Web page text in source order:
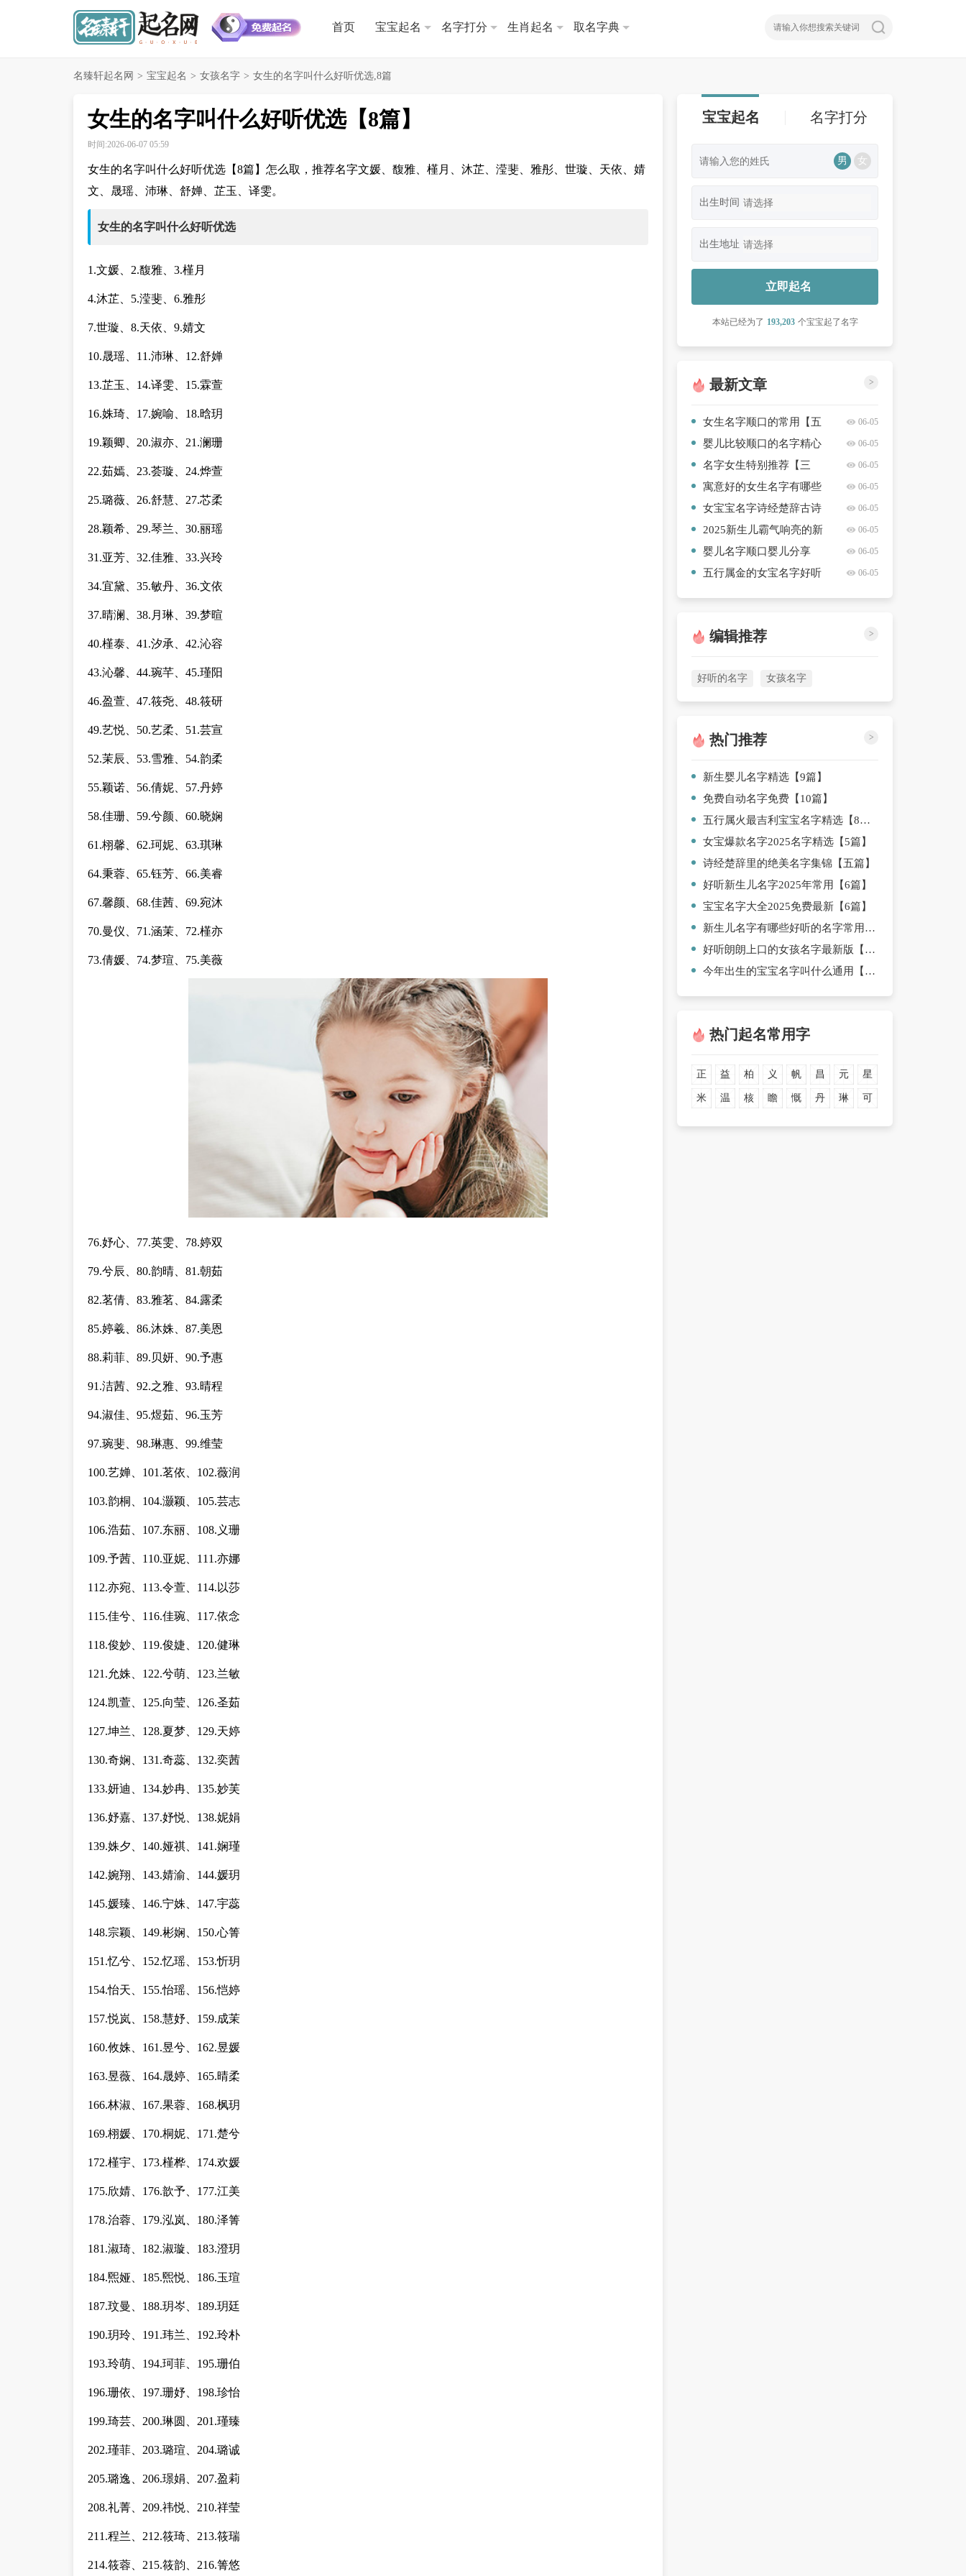
首页 宝宝起名 名字打分 生肖起名 取名字典
名臻轩起名网 > 宝宝起名 > 女孩名字 > 女生的名字叫什么好听优选,8篇
女生的名字叫什么好听优选【8篇】
时间:2026-06-07 05:59
女生的名字叫什么好听优选【8篇】怎么取，推荐名字文媛、馥雅、槿月、沐芷、滢斐、雅彤、世璇、天依、婧
文、晟瑶、沛琳、舒婵、芷玉、译雯。
女生的名字叫什么好听优选
1.文媛、2.馥雅、3.槿月
4.沐芷、5.滢斐、6.雅彤
7.世璇、8.天依、9.婧文
10.晟瑶、11.沛琳、12.舒婵
13.芷玉、14.译雯、15.霖萱
16.姝琦、17.婉喻、18.晗玥
19.颖卿、20.淑亦、21.澜珊
22.茹嫣、23.荟璇、24.烨萱
25.璐薇、26.舒慧、27.芯柔
28.颖希、29.琴兰、30.丽瑶
31.亚芳、32.佳雅、33.兴玲
34.宜黛、35.敏丹、36.文依
37.晴澜、38.月琳、39.梦暄
40.槿泰、41.汐承、42.沁容
43.沁馨、44.琬芊、45.瑾阳
46.盈萱、47.筱尧、48.筱研
49.艺悦、50.艺柔、51.芸宣
52.茉辰、53.雪雅、54.韵柔
55.颖诺、56.倩妮、57.丹婷
58.佳珊、59.兮颜、60.晓娴
61.栩馨、62.珂妮、63.琪琳
64.秉蓉、65.钰芳、66.美睿
67.馨颜、68.佳茜、69.宛沐
70.曼仪、71.涵茉、72.槿亦
73.倩媛、74.梦瑄、75.美薇
76.妤心、77.英雯、78.婷双
79.兮辰、80.韵晴、81.朝茹
82.茗倩、83.雅茗、84.露柔
85.婷羲、86.沐姝、87.美恩
88.莉菲、89.贝妍、90.予惠
91.洁茜、92.之雅、93.晴程
94.淑佳、95.煜茹、96.玉芳
97.琬斐、98.琳惠、99.维莹
100.艺婵、101.茗依、102.薇润
103.韵桐、104.灏颖、105.芸志
106.浩茹、107.东丽、108.义珊
109.予茜、110.亚妮、111.亦娜
112.亦宛、113.令萱、114.以莎
115.佳兮、116.佳琬、117.依念
118.俊妙、119.俊婕、120.健琳
121.允姝、122.兮萌、123.兰敏
124.凯萱、125.向莹、126.圣茹
127.坤兰、128.夏梦、129.天婷
130.奇娴、131.奇蕊、132.奕茜
133.妍迪、134.妙冉、135.妙芙
136.妤嘉、137.妤悦、138.妮娟
139.姝夕、140.娅祺、141.娴瑾
142.婉翔、143.婧渝、144.媛玥
145.媛臻、146.宁姝、147.宇蕊
148.宗颖、149.彬娴、150.心箐
151.忆兮、152.忆瑶、153.忻玥
154.怡天、155.怡瑶、156.恺婷
157.悦岚、158.慧妤、159.成茉
160.攸姝、161.昱兮、162.昱媛
163.昱薇、164.晟婷、165.晴柔
166.林淑、167.果蓉、168.枫玥
169.栩媛、170.桐妮、171.楚兮
172.槿宇、173.槿桦、174.欢媛
175.欣婧、176.歆予、177.江美
178.治蓉、179.泓岚、180.泽箐
181.淑琦、182.淑璇、183.澄玥
184.煕娅、185.煕悦、186.玉瑄
187.玟曼、188.玥岑、189.玥廷
190.玥玲、191.玮兰、192.玲朴
193.玲萌、194.珂菲、195.珊伯
196.珊依、197.珊妤、198.珍怡
199.琦芸、200.琳圆、201.瑾臻
202.瑾菲、203.璐瑄、204.璐诚
205.璐逸、206.璟娟、207.盈莉
208.礼菁、209.祎悦、210.祥莹
211.程兰、212.筱琦、213.筱瑞
214.筱蓉、215.筱韵、216.箐悠
宝宝起名 名字打分
男 女
出生时间
出生地址
立即起名
本站已经为了 193,203 个宝宝起了名字
最新文章 >
女生名字顺口的常用【五
篇】
06-05
婴儿比较顺口的名字精心
挑选【三篇】
06-05
名字女生特别推荐【三
篇】
06-05
寓意好的女生名字有哪些
分享【八篇】
06-05
女宝宝名字诗经楚辞古诗
通用【3篇】
06-05
2025新生儿霸气响亮的新
生儿名字精选名字【3篇】
06-05
婴儿名字顺口婴儿分享
【五篇】
06-05
五行属金的女宝名字好听
06-05
编辑推荐 >
好听的名字 女孩名字
热门推荐 >
新生婴儿名字精选【9篇】
免费自动名字免费【10篇】
五行属火最吉利宝宝名字精选【8篇】
女宝爆款名字2025名字精选【5篇】
诗经楚辞里的绝美名字集锦【五篇】
好听新生儿名字2025年常用【6篇】
宝宝名字大全2025免费最新【6篇】
新生儿名字有哪些好听的名字常用【10篇】
好听朗朗上口的女孩名字最新版【10篇】
今年出生的宝宝名字叫什么通用【三篇】
热门起名常用字
正 益 柏 义 帆 昌 元 星
米 温 核 瞻 慨 丹 琳 可